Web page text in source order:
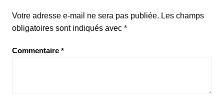
Votre adresse e-mail ne sera pas publiée. Les champs
obligatoires sont indiqués avec *
Commentaire *